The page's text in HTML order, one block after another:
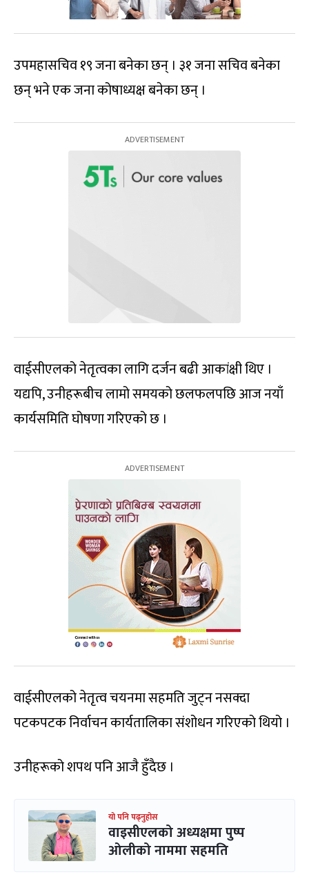
उपमहासचिव १९ जना बनेका छन् । ३१ जना सचिव बनेका
छन् भने एक जना कोषाध्यक्ष बनेका छन् ।
वाईसीएलको नेतृत्वका लागि दर्जन बढी आकांक्षी थिए ।
यद्यपि, उनीहरूबीच लामो समयको छलफलपछि आज नयाँ
कार्यसमिति घोषणा गरिएको छ ।
वाईसीएलको नेतृत्व चयनमा सहमति जुट्न नसक्दा
पटकपटक निर्वाचन कार्यतालिका संशोधन गरिएको थियो ।
उनीहरूको शपथ पनि आजै हुँदैछ ।
यो पनि पढ्नुहोस
वाइसीएलको अध्यक्षमा पुष्प
ओलीको नाममा सहमति